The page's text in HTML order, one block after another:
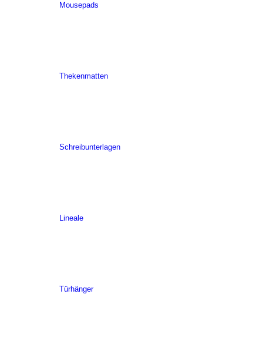
Mousepads
Thekenmatten
Schreibunterlagen
Lineale
Türhänger